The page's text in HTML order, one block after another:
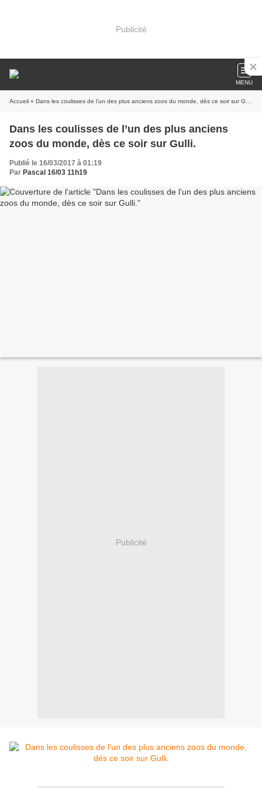
Publicité
MENU
Accueil » Dans les coulisses de l’un des plus anciens zoos du monde, dès ce soir sur Gulli.
Dans les coulisses de l’un des plus anciens
zoos du monde, dès ce soir sur Gulli.
Publié le 16/03/2017 à 01:19
Par Pascal 16/03 11h19
Publicité